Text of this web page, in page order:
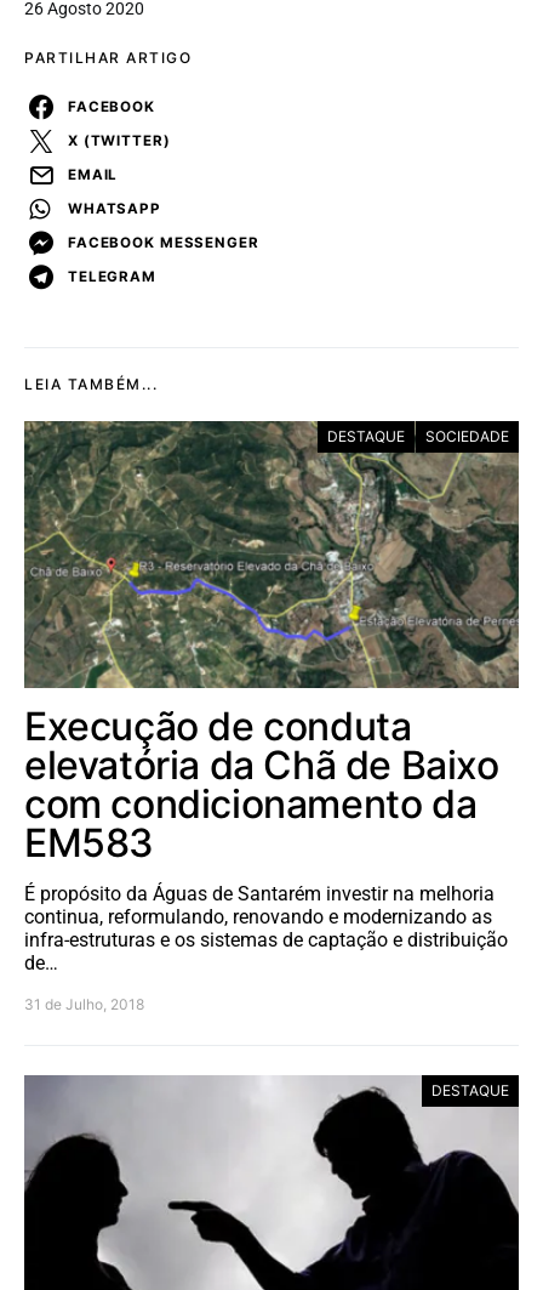
26 Agosto 2020
PARTILHAR ARTIGO
FACEBOOK
X (TWITTER)
EMAIL
WHATSAPP
FACEBOOK MESSENGER
TELEGRAM
LEIA TAMBÉM...
DESTAQUE SOCIEDADE
Execução de conduta
elevatória da Chã de Baixo
com condicionamento da
EM583
É propósito da Águas de Santarém investir na melhoria
continua, reformulando, renovando e modernizando as
infra-estruturas e os sistemas de captação e distribuição
de…
31 de Julho, 2018
DESTAQUE